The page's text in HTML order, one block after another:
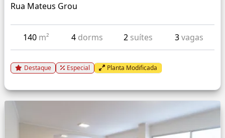
Rua Mateus Grou
140 m² 4 dorms 2 suítes 3vagas
Destaque Especial Planta Modificada